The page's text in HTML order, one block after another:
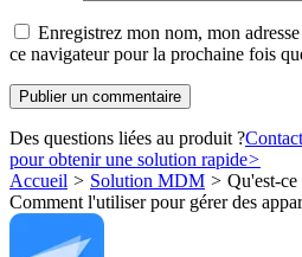
Enregistrez mon nom, mon
ce navigateur pour la prochaine fois
Des questions liées au produit ?
pour obtenir une solution rapide>
Accueil > Solution MDM > Qu'est-
Comment l'utiliser pour gérer des